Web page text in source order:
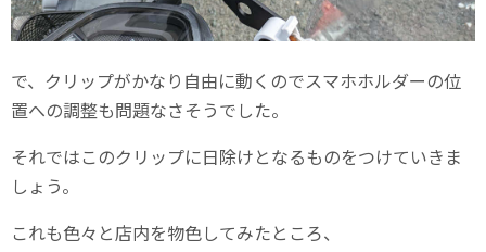
で、クリップがかなり自由に動くのでスマホホルダーの位
置への調整も問題なさそうでした。
それではこのクリップに日除けとなるものをつけていきま
しょう。
これも色々と店内を物色してみたところ、